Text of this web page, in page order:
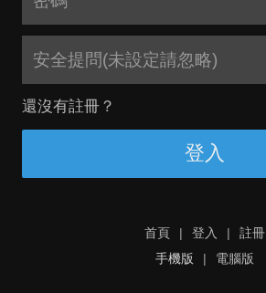
安全提問(未設定請忽略)
還沒有註冊？
登入
首頁 | 登入 |
註冊
手機版
| 電腦版